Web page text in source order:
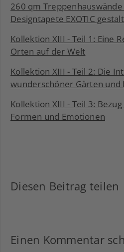
260 qm
Designtapete EXOTIC
Kollektion XIII - Teil 1: Eine
Orten auf der Welt
Kollektion XIII - Teil 2: Die
wunderschöner Gärten und
Kollektion XIII - Teil 3:
Formen und Emotionen
Diesen Beitrag teilen
Einen Kommentar